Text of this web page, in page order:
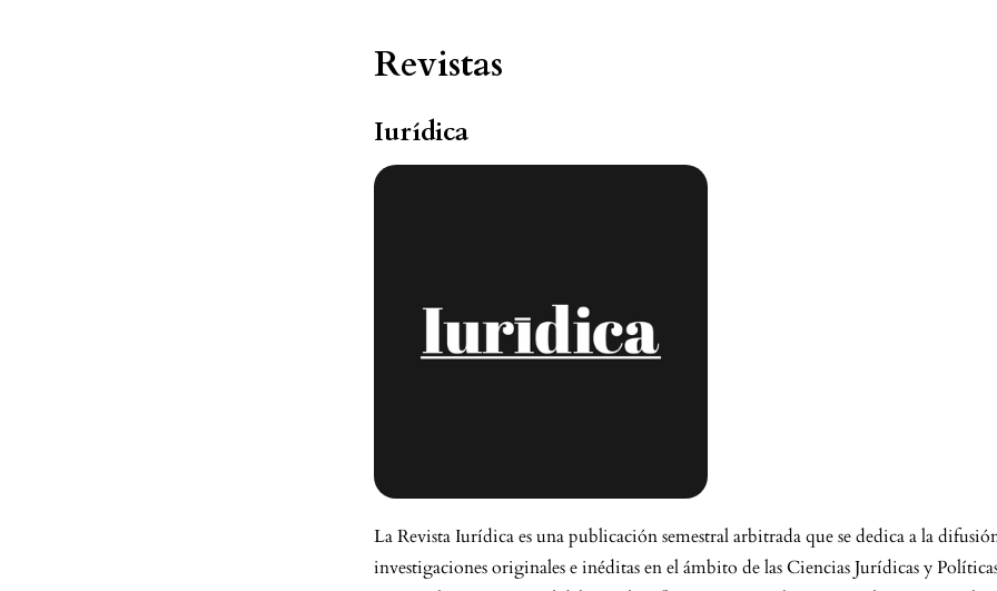
Revistas
Iurídica
La Revista Iurídica es una publicación semestral arbitrada que se dedica a la
investigaciones originales e inéditas en el ámbito de las Ciencias Jurídicas y